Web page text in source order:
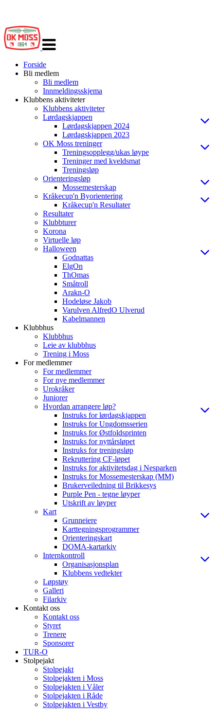
navigasjon
Forside
Bli medlem
Bli medlem
Innmeldingsskjema
Klubbens aktiviteter
Klubbens aktiviteter
Lørdagskjappen
Lørdagskjappen 2024
Lørdagskjappen 2023
OK Moss treninger
Treningsopplegg/ukas løype
Treninger med kveldsmat
Treningsløp
Orienteringsløp
Mossemesterskap
Kråkecup'n Byorientering
Kråkecup'n Resultater
Resultater
Klubbturer
Korona
Virtuelle løp
Halloween
Godnattas
ElgOn
ThOmas
Småtroll
Arakn-O
Hodeløse Jakob
Varulven AlfredO Ulverud
Kabelmannen
Klubbhus
Klubbhus
Leie av klubbhus
Trening i Moss
For medlemmer
For medlemmer
For nye medlemmer
Urokråker
Juniorer
Hvordan arrangere løp?
Instruks for lørdagskjappen
Instruks for Ungdomsserien
Instruks for Østfoldsprinten
Instruks for nyttårsløpet
Instruks for treningsløp
Rekruttering CF-løpet
Instruks for aktivitetsdag i Nesparken
Instruks for Mossemesterskap (MM)
Brukerveiledning til Brikkesys
Purple Pen - tegne løyper
Utskrift av løyper
Kart
Grunneiere
Karttegningsprogrammer
Orienteringskart
DOMA-kartarkiv
Internkontroll
Organisasjonsplan
Klubbens vedtekter
Løpstøy
Galleri
Filarkiv
Kontakt oss
Kontakt oss
Styret
Trenere
Sponsorer
TUR-O
Stolpejakt
Stolpejakt
Stolpejakten i Moss
Stolpejakten i Våler
Stolpejakten i Råde
Stolpejakten i Vestby